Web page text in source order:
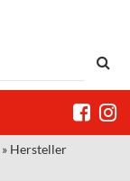
» Hersteller